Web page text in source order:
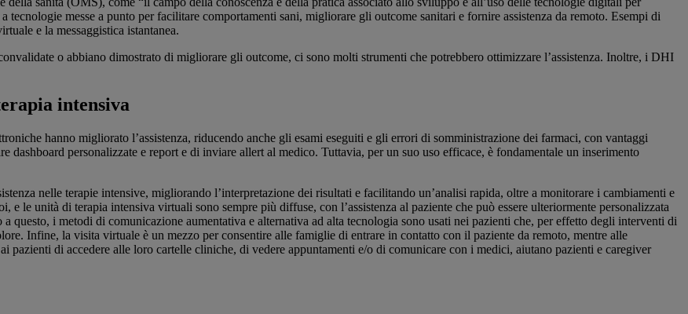
messe a punto per facilitare comportamenti sani, migliorare gli outcome sanitari e fornire assistenza da remoto. Esempi di
e la messaggistica istantanea.
o abbiano dimostrato di migliorare gli outcome, ci sono molti strumenti che potrebbero ottimizzare l’assistenza. Inoltre, i DHI
intensiva
hanno migliorato l’assistenza, riducendo anche gli esami eseguiti e gli errori di somministrazione dei farmaci, con vantaggi
personalizzate e report e di inviare allert al medico. Tuttavia, per un suo uso efficace, è fondamentale un inserimento
nelle terapie intensive, migliorando l’interpretazione dei risultati e facilitando un’analisi rapida, oltre a monitorare i cambiamenti e
le unità di terapia intensiva virtuali sono sempre più diffuse, con l’assistenza al paziente che può essere ulteriormente personalizzata
i metodi di comunicazione aumentativa e alternativa ad alta tecnologia sono usati nei pazienti che, per effetto degli interventi di
Infine, la visita virtuale è un mezzo per consentire alle famiglie di entrare in contatto con il paziente da remoto, mentre alle
pazienti di accedere alle loro cartelle cliniche, di vedere appuntamenti e/o di comunicare con i medici, aiutano pazienti e caregiver